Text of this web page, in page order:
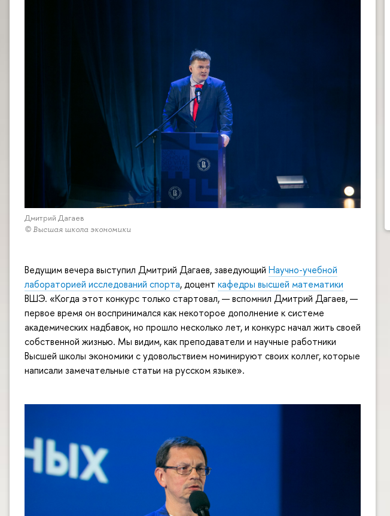
Дмитрий Дагаев
© Высшая школа экономики
Ведущим вечера выступил Дмитрий Дагаев, заведующий Научно-учебной
лабораторией исследований спорта, доцент кафедры высшей математики
ВШЭ. «Когда этот конкурс только стартовал, — вспомнил Дмитрий Дагаев, —
первое время он воспринимался как некоторое дополнение к системе
академических надбавок, но прошло несколько лет, и конкурс начал жить своей
собственной жизнью. Мы видим, как преподаватели и научные работники
Высшей школы экономики с удовольствием номинируют своих коллег, которые
написали замечательные статьи на русском языке».